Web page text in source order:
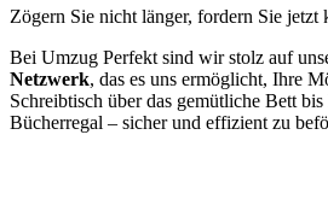
Zögern Sie nicht länger, fordern Sie jetzt
Bei Umzug Perfekt sind wir stolz auf
Netzwerk, das es uns ermöglicht, Ihre
Schreibtisch über das gemütliche Bett
Bücherregal – sicher und effizient zu